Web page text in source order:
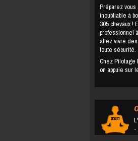
Préparez
inoubliable à
305 chevaux !
professionnel
allez vivre
toute sécurité.
Chez Pilotage
on appuie sur
- un changement du